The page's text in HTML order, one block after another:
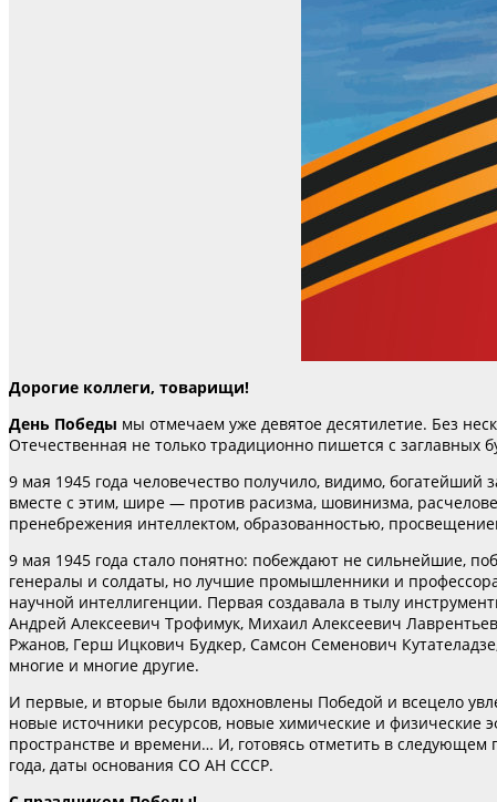
Дорогие коллеги, товарищи!
День Победы мы отмечаем уже девятое десятилетие. Без
Отечественная не только традиционно пишется с заглавных
9 мая 1945 года человечество получило, видимо,
вместе с этим, шире — против расизма, шовинизма,
пренебрежения интеллектом, образованностью,
9 мая 1945 года стало понятно: побеждают не сильнейшие,
генералы и солдаты, но лучшие промышленники и
научной интеллигенции. Первая создавала в тылу
Андрей Алексеевич Трофимук, Михаил Алексеевич
Ржанов, Герш Ицкович Будкер, Самсон Семенович
многие и многие другие.
И первые, и вторые были вдохновлены Победой и всецело
новые источники ресурсов, новые химические и физические
пространстве и времени… И, готовясь отметить в
года, даты основания СО АН СССР.